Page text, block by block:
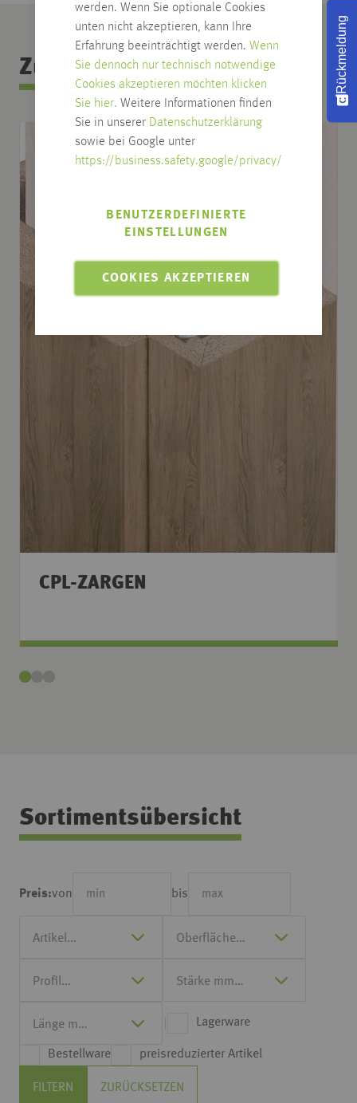
werden. Wenn Sie optionale Cookies
unten nicht akzeptieren, kann Ihre
Erfahrung beeinträchtigt werden. Wenn
Sie dennoch nur technisch notwendige
Cookies akzeptieren möchten klicken
Sie hier. Weitere Informationen finden
Sie in unserer Datenschutzerklärung
sowie bei Google unter
https://business.safety.google/privacy/
COOKIES AKZEPTIEREN
BENUTZERDEFINIERTE
EINSTELLUNGEN
Zubehör Kategorie
CPL-ZARGEN
Sortimentsübersicht
Preis:von bis
Lagerware
Bestellware preisreduzierter Artikel
FILTERN ZURÜCKSETZEN
Rückmeldung